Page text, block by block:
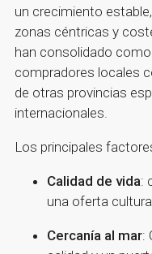
un crecimiento
zonas céntricas y
han consolidado
compradores locales
de otras provincias
internacionales.
Los principales
Calidad de vida:
una oferta
Cercanía al mar: